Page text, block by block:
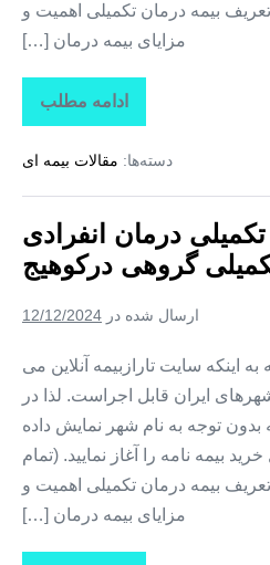
بیمه درمان تکمیلی اهمیت و
مزایای بیمه درمان […]
ادامه مطلب
تاراز
بیمه
بیمه
درمان
+
بیمه
درمان
تکمیلی
در
دسته‌ها: مقالات بیمه ای
تکمیلی درمان انفرادی
گروهی درکوهیج
ارسال شده در 12/12/2024
اینکه سایت تارازبیمه آنلاین می
ایران قابل اجراست. لذا در
توجه به نام شهر نمایش داده
بیمه نامه را آغاز نمایید. (تمام
بیمه درمان تکمیلی اهمیت و
مزایای بیمه درمان […]